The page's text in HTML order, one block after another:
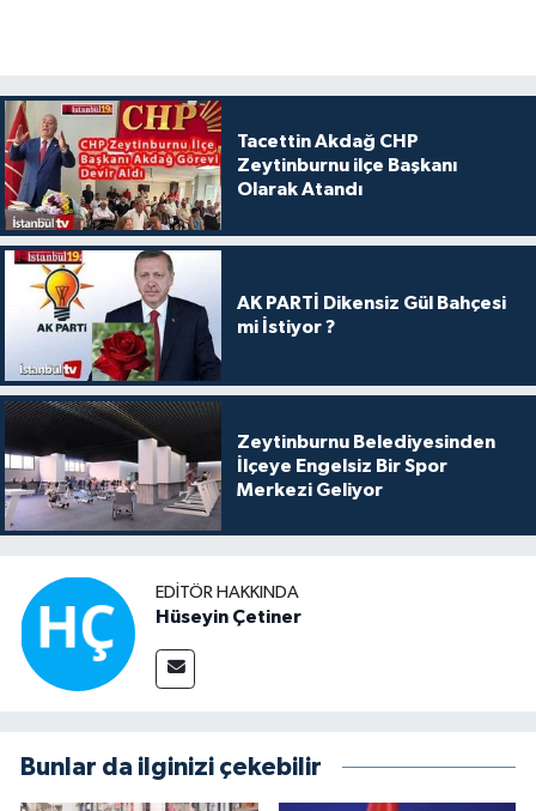
Tacettin Akdağ CHP
Zeytinburnu ilçe Başkanı
Olarak Atandı
AK PARTİ Dikensiz Gül Bahçesi
mi İstiyor ?
Zeytinburnu Belediyesinden
İlçeye Engelsiz Bir Spor
Merkezi Geliyor
EDITÖR HAKKINDA
Hüseyin Çetiner
Bunlar da ilginizi çekebilir